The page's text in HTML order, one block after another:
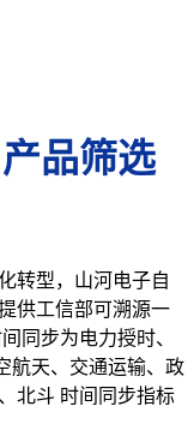
品筛选
转型，山河电子自
供工信部可溯源一
同步为电力授时、
航天、交通运输、政
北斗 时间同步指标